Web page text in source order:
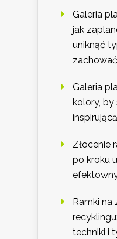
Galeria
jak
uniknąć
Galeria
kolory,
Złocenie
po kroku
Ramki na
techniki i